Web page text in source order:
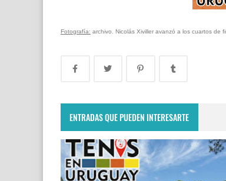
Fotografía: archivo. Nicolás Xiviller avanzó a los cuartos de
ENTRADAS QUE PUEDEN INTERESARTE